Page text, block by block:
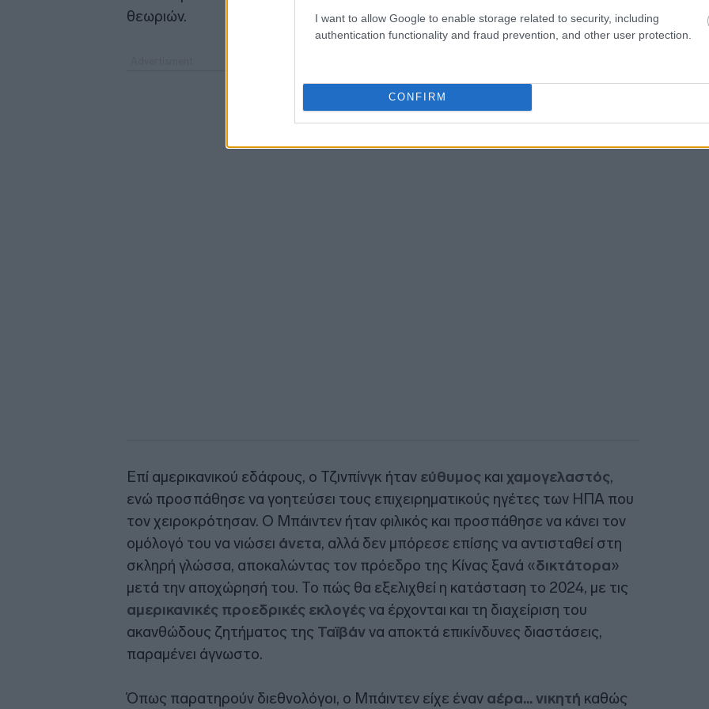
I want to allow Google to enable storage related to security, including
authentication functionality and fraud prevention, and other user protection.
CONFIRM
θεωριών.
Επί αμερικανικού εδάφους, ο Τζινπίνγκ ήταν εύθυμος και χαμογελαστός,
ενώ προσπάθησε να γοητεύσει τους επιχειρηματικούς ηγέτες των ΗΠΑ που
τον χειροκρότησαν. Ο Μπάιντεν ήταν φιλικός και προσπάθησε να κάνει τον
ομόλογό του να νιώσει άνετα, αλλά δεν μπόρεσε επίσης να αντισταθεί στη
σκληρή γλώσσα, αποκαλώντας τον πρόεδρο της Κίνας ξανά «δικτάτορα»
μετά την αποχώρησή του. Το πώς θα εξελιχθεί η κατάσταση το 2024, με τις
αμερικανικές προεδρικές εκλογέςνα έρχονται και τη διαχείριση του
ακανθώδους ζητήματος της Ταϊβάννα αποκτά επικίνδυνες διαστάσεις,
παραμένει άγνωστο.
Όπως παρατηρούν διεθνολόγοι, ο Μπάιντεν είχε έναν αέρα... νικητή καθώς
09:54